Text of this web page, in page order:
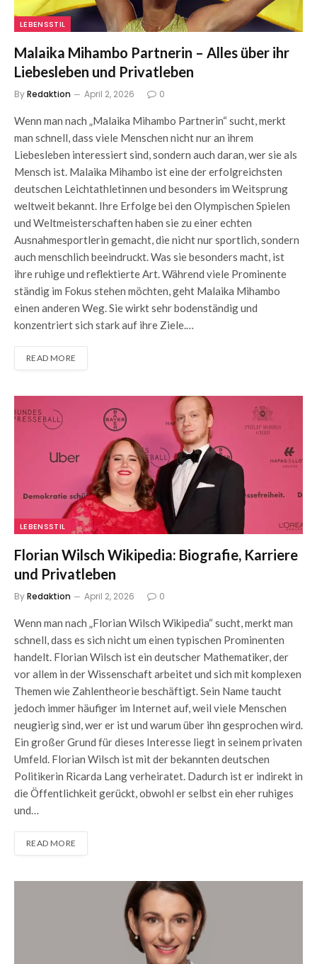
LEBENSSTIL
Malaika Mihambo Partnerin – Alles über ihr
Liebesleben und Privatleben
ByRedaktion April 2, 2026 0
Wenn man nach „Malaika Mihambo Partnerin“ sucht, merkt
man schnell, dass viele Menschen nicht nur an ihrem
Liebesleben interessiert sind, sondern auch daran, wer sie als
Mensch ist. Malaika Mihambo ist eine der erfolgreichsten
deutschen Leichtathletinnen und besonders im Weitsprung
weltweit bekannt. Ihre Erfolge bei den Olympischen Spielen
und Weltmeisterschaften haben sie zu einer echten
Ausnahmesportlerin gemacht, die nicht nur sportlich, sondern
auch menschlich beeindruckt. Was sie besonders macht, ist
ihre ruhige und reflektierte Art. Während viele Prominente
ständig im Fokus stehen möchten, geht Malaika Mihambo
einen anderen Weg. Sie wirkt sehr bodenständig und
konzentriert sich stark auf ihre Ziele.…
READ MORE
LEBENSSTIL
Florian Wilsch Wikipedia: Biografie, Karriere
und Privatleben
ByRedaktion April 2, 2026 0
Wenn man nach „Florian Wilsch Wikipedia“ sucht, merkt man
schnell, dass es sich nicht um einen typischen Prominenten
handelt. Florian Wilsch ist ein deutscher Mathematiker, der
vor allem in der Wissenschaft arbeitet und sich mit komplexen
Themen wie Zahlentheorie beschäftigt. Sein Name taucht
jedoch immer häufiger im Internet auf, weil viele Menschen
neugierig sind, wer er ist und warum über ihn gesprochen wird.
Ein großer Grund für dieses Interesse liegt in seinem privaten
Umfeld. Florian Wilsch ist mit der bekannten deutschen
Politikerin Ricarda Lang verheiratet. Dadurch ist er indirekt in
die Öffentlichkeit gerückt, obwohl er selbst ein eher ruhiges
und…
READ MORE